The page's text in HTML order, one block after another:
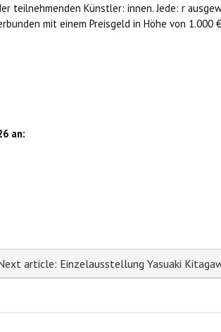
teilnehmenden Künstler: innen. Jede: r
mit einem Preisgeld in Höhe von 1.000
an:
article: Einzelausstellung Yasuaki